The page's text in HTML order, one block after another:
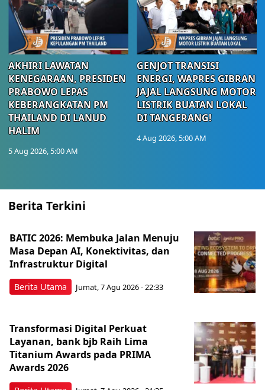
AKHIRI LAWATAN
KENEGARAAN, PRESIDEN
PRABOWO LEPAS
KEBERANGKATAN PM
THAILAND DI LANUD
HALIM
5 Aug 2026, 5:00 AM
GENJOT TRANSISI
ENERGI, WAPRES GIBRAN
JAJAL LANGSUNG MOTOR
LISTRIK BUATAN LOKAL
DI TANGERANG!
4 Aug 2026, 5:00 AM
Berita Terkini
Berita Utama
BATIC 2026: Membuka Jalan Menuju
Masa Depan AI, Konektivitas, dan
Infrastruktur Digital
Jumat, 7 Agu 2026 - 22:33
Transformasi Digital Perkuat
Layanan, bank bjb Raih Lima
Titanium Awards pada PRIMA
Awards 2026